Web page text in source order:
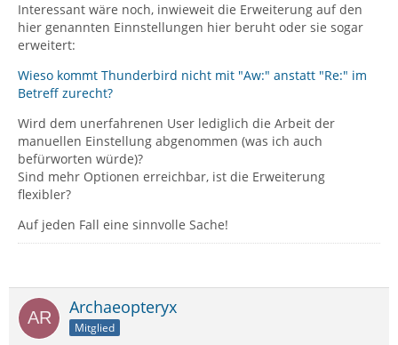
Interessant wäre noch, inwieweit die Erweiterung auf den
hier genannten Einnstellungen hier beruht oder sie sogar
erweitert:
Wieso kommt Thunderbird nicht mit "Aw:" anstatt "Re:" im
Betreff zurecht?
Wird dem unerfahrenen User lediglich die Arbeit der
manuellen Einstellung abgenommen (was ich auch
befürworten würde)?
Sind mehr Optionen erreichbar, ist die Erweiterung
flexibler?
Auf jeden Fall eine sinnvolle Sache!
Archaeopteryx
Mitglied